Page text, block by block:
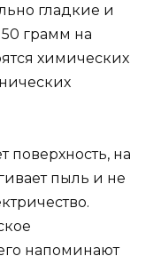
гладкие и
50 грамм на
химических
поверхность, на
пыль и не
напоминают